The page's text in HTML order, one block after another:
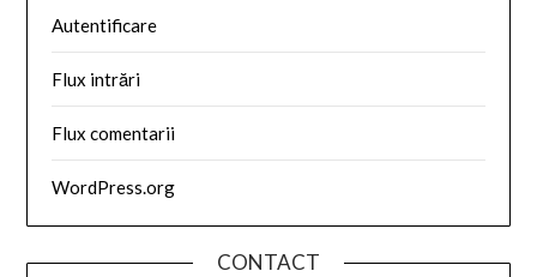
Autentificare
Flux intrări
Flux comentarii
WordPress.org
CONTACT